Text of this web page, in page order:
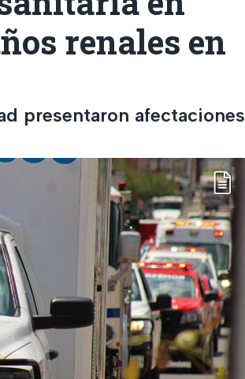
renales en
presentaron afectaciones